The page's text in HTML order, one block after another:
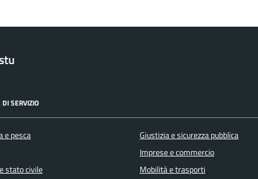
DI SERVIZIO
e pesca
stato civile
Giustizia e sicurezza pubblica
Imprese e commercio
Mobilità e trasporti